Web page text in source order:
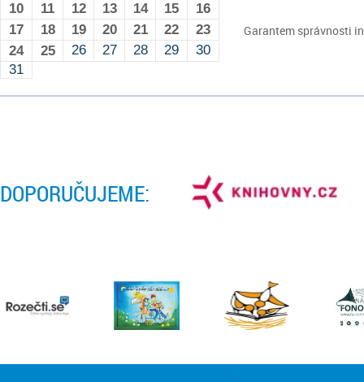
Garantem správnosti
10
11 12 13 14 15
16
17
18 19 20 21 22
23
24
25 26 27 28 29
30
31
DOPORUČUJEME: